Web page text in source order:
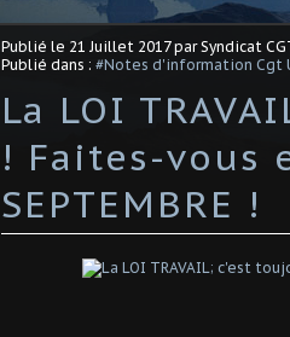
Publié le 21 Juillet 2017par Syndicat
Publié dans : #Notes d'information Cgt
La LOI
! Faites-vous
SEPTEMBRE !